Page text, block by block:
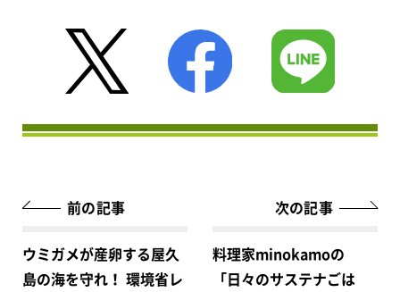
前の記事
ウミガメが産卵する屋久
島の海を守れ！ 環境省レ
次の記事
料理家minokamoの
「日々のサステナごは